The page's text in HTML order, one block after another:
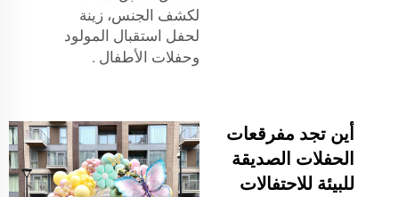
لكشف الجنس، زينة
لحفل استقبال المولود
وحفلات الأطفال .
أين تجد مفرقعات
الحفلات الصديقة
للبيئة للاحتفالات